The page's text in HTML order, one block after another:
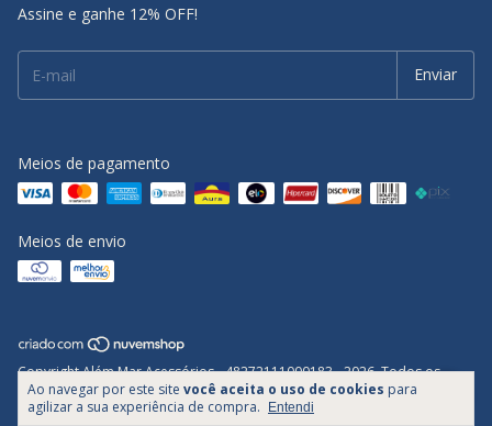
Ao navegar por este site você aceita o uso de cookies para
agilizar a sua experiência de compra.
Entendi
Assine e ganhe 12% OFF!
Meios de pagamento
Meios de envio
Copyright Além Mar Acessórios - 48272111000183 - 2026. Todos os
direitos reservados.